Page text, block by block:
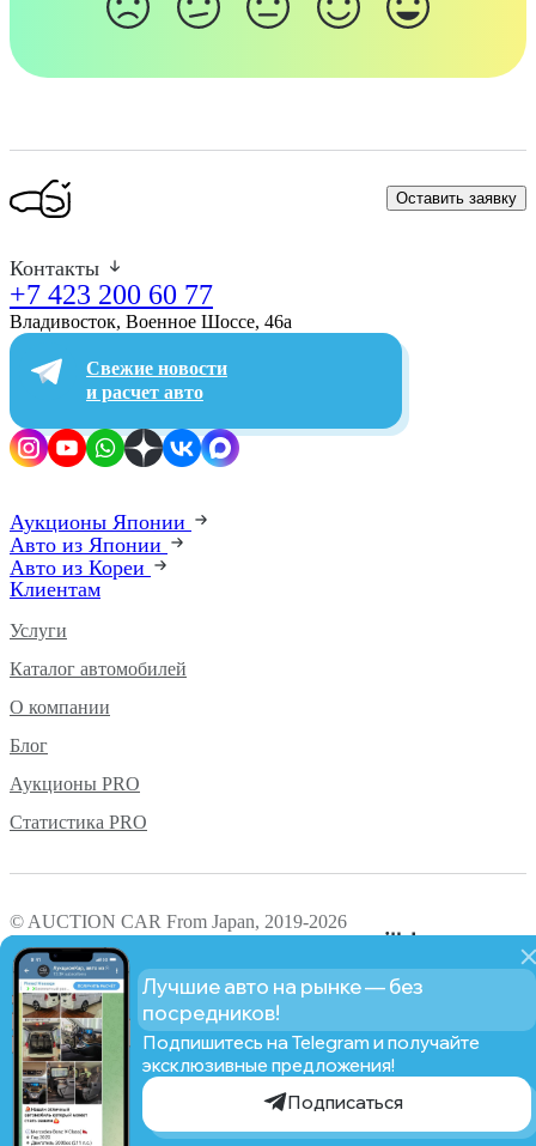
Рассчитать стоимость
Оставить заявку
Контакты
+7 423 200 60 77
Владивосток, Военное Шоссе, 46а​
Свежие новости
и расчет авто
Аукционы Японии
Авто из Японии
Авто из Кореи
Клиентам
Услуги
Каталог автомобилей
О компании
Блог
Аукционы PRO
Статистика PRO
© AUCTION CAR From Japan, 2019-2026
Политика конфиденциальностиСделано в
Лучшие авто на рынке — без
посредников!
Подпишитесь на Telegram и получайте
эксклюзивные предложения!
Подписаться